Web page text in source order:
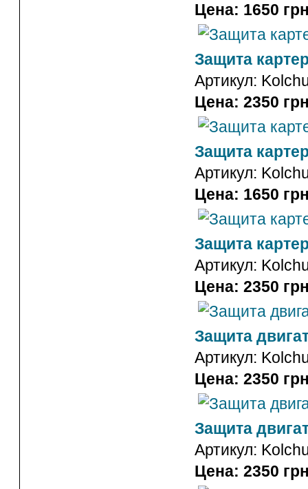
Цена: 1650
Защита
Артикул:
Цена: 2350
Защита
Артикул:
Цена: 1650
Защита
Артикул:
Цена: 2350
Защита
Артикул:
Цена: 2350
Защита
Артикул:
Цена: 2350